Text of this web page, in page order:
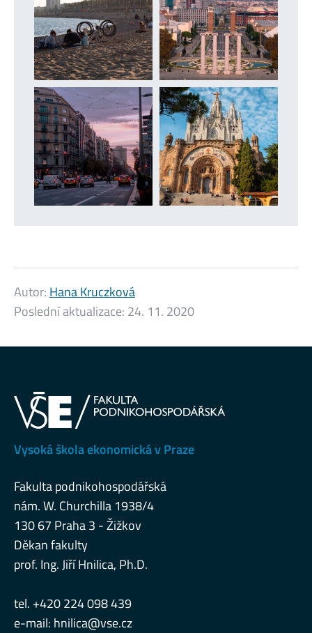
Autor: Hana Kruczková
Poslední aktualizace: 24. 11. 2020
Vysoká škola ekonomická v Praze
Fakulta podnikohospodářská
nám. W. Churchilla 1938/4
130 67 Praha 3 - Žižkov
Děkan fakulty
prof. Ing. Jiří Hnilica, Ph.D.
tel. +420 224 098 439
e-mail: hnilica@vse.cz